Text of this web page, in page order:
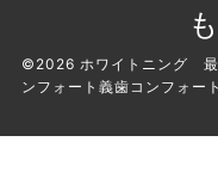
©2026 ホワイトニング 最
ンフォート義歯 コンフォー